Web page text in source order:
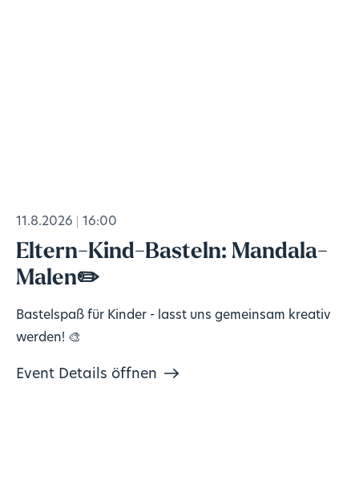
11.8.2026 16:00
Eltern-Kind-Basteln: Mandala-
Malen✏️
Bastelspaß für Kinder - lasst uns gemeinsam kreativ
werden! 🎨
Event Details öffnen